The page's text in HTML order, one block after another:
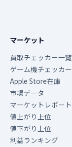
マーケット
買取チェッカー一覧
ゲーム機チェッカー
Apple Store在庫
市場データ
マーケットレポート
値上がり上位
値下がり上位
利益ランキング